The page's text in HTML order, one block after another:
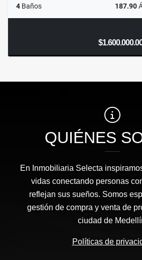
4 Baños 187.90
QUIÉNES
En Inmobiliaria Selecta
vidas conectando personas
reflejan sus sueños. Somos
gestión de compra y venta de
ciudad de
Políticas de